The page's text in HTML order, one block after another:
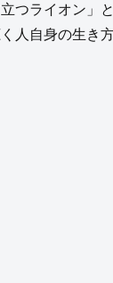
つライオン」
人自身の生き